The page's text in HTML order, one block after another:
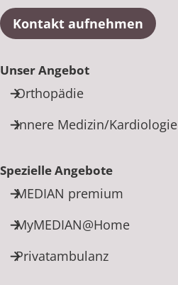
Kontakt aufnehmen
Unser Angebot
Orthopädie
Innere Medizin/Kardiologie
Spezielle Angebote
MEDIAN premium
MyMEDIAN@Home
Privatambulanz